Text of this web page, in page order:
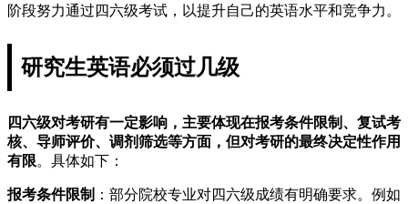
阶段努力通过四六级考试，以提升自己的英语水平和竞争力。
研究生英语必须过几级
四六级对考研有一定影响，主要体现在报考条件限制、复试考
核、导师评价、调剂筛选等方面，但对考研的最终决定性作用
有限。具体如下：
报考条件限制 ：部分院校专业对四六级成绩有明确要求。例如